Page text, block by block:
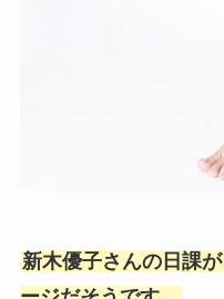
新木優子さんの日課